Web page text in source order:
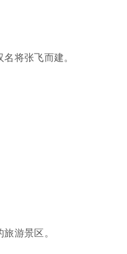
将张飞而建。
游景区。